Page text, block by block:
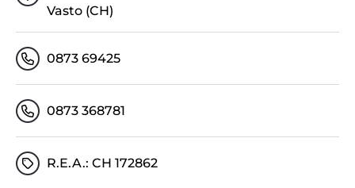
Vasto (CH)
0873 69425
0873 368781
R.E.A.: CH 172862